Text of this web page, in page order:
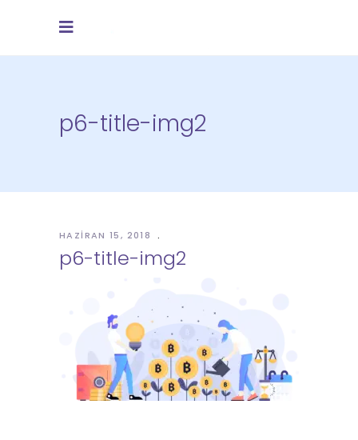
p6-title-img2
HAZIRAN 15, 2018
p6-title-img2